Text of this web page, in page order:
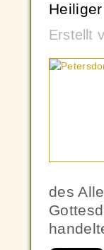
Erstellt
des